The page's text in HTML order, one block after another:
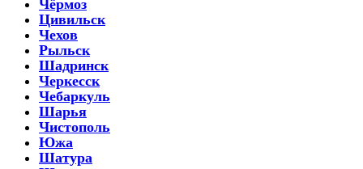
Чёрмоз
Цивильск
Чехов
Рыльск
Шадринск
Черкесск
Чебаркуль
Шарья
Чистополь
Южа
Шатура